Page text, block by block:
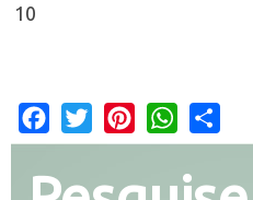
10
Facebook
Twitter PinterestWhatsApp